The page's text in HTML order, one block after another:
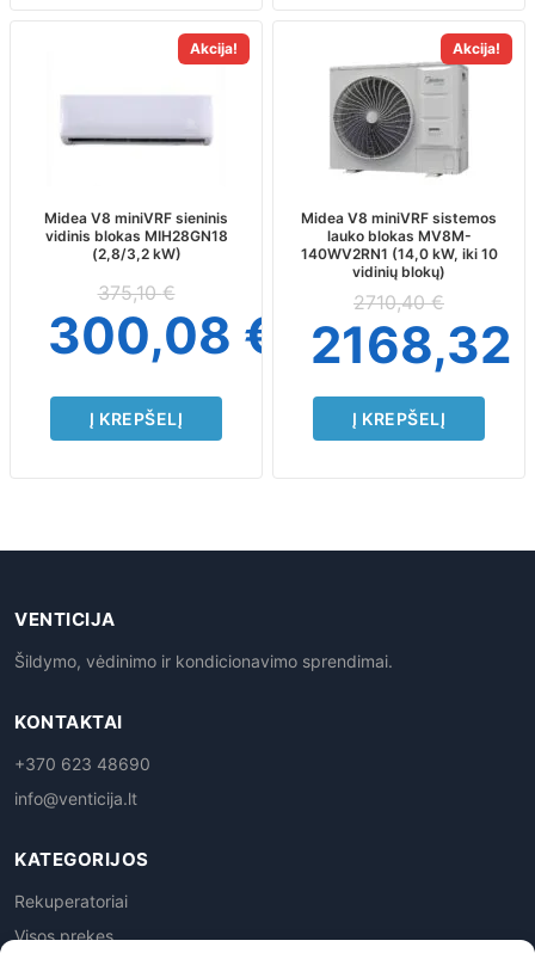
Akcija!
Midea V8 miniVRF sieninis
vidinis blokas MIH28GN18
(2,8/3,2 kW)
375,10€
300,08 €
Į KREPŠELĮ
Akcija!
Midea V8 miniVRF sistemos
lauko blokas MV8M-
140WV2RN1 (14,0 kW, iki 10
vidinių blokų)
2710,40€
2168,32
Į KREPŠELĮ
VENTICIJA
Šildymo, vėdinimo ir kondicionavimo sprendimai.
KONTAKTAI
+370 623 48690
info@venticija.lt
KATEGORIJOS
Rekuperatoriai
Visos prekes